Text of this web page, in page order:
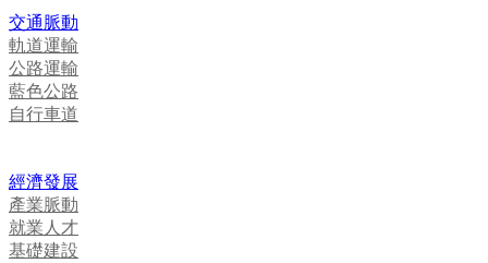
交通脈動
軌道運輸
公路運輸
藍色公路
自行車道
經濟發展
產業脈動
就業人才
基礎建設